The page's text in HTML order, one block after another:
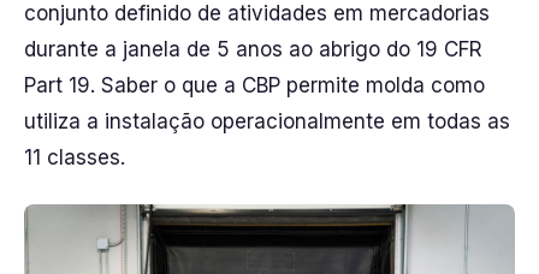
conjunto definido de atividades em mercadorias
durante a janela de 5 anos ao abrigo do 19 CFR
Part 19. Saber o que a CBP permite molda como
utiliza a instalação operacionalmente em todas as
11 classes.